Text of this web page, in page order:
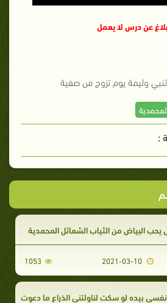
عن درس لا يعمل
وليمة يوم تزوج من صفية
:
يحب البياض من الثياب الشمائل المحمدية
2021-03-10
1053
بيده لو سكت لناولتني الذراع ما دعوت